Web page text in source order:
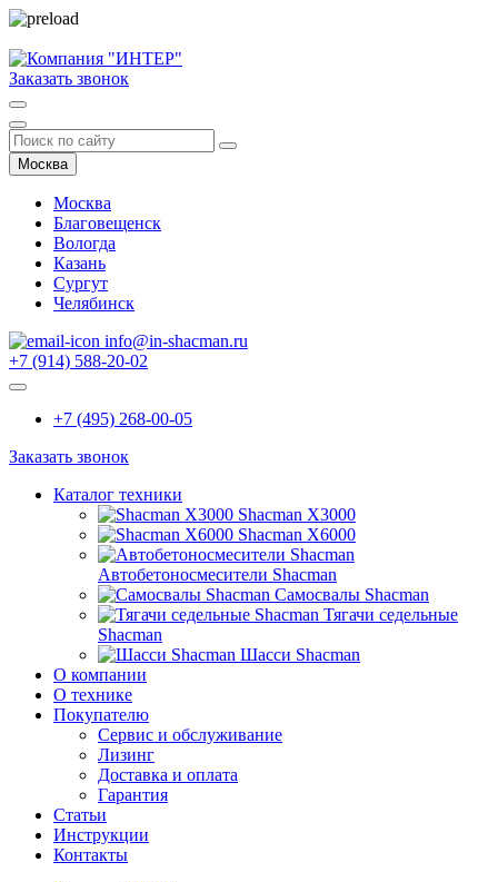
Заказать звонок
Москва
Москва
Благовещенск
Вологда
Казань
Сургут
Челябинск
info@in-shacman.ru
+7 (914) 588-20-02
+7 (495) 268-00-05
Заказать звонок
Каталог техники
Shacman X3000
Shacman X6000
Автобетоносмесители Shacman
Самосвалы Shacman
Тягачи седельные
Shacman
Шасси Shacman
О компании
О технике
Покупателю
Сервис и обслуживание
Лизинг
Доставка и оплата
Гарантия
Статьи
Инструкции
Контакты